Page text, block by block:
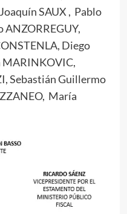
SAUX , Pablo
Diego
MARINKOVIC,
Sebastián Guillermo
María